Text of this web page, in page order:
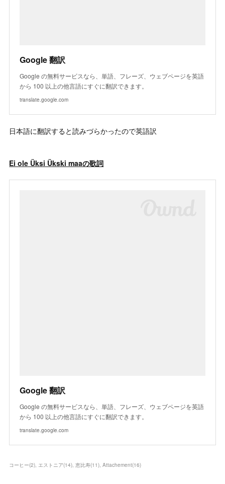
Google 翻訳
Google の無料サービスなら、単語、フレーズ、ウェブページを英語
から 100 以上の他言語にすぐに翻訳できます。
translate.google.com
日本語に翻訳すると読みづらかったので英語訳
Ei ole Üksi Ükski maaの歌詞
Google 翻訳
Google の無料サービスなら、単語、フレーズ、ウェブページを英語
から 100 以上の他言語にすぐに翻訳できます。
translate.google.com
コーヒー(2) エストニア(14) 恵比寿(11) Attachement(16)